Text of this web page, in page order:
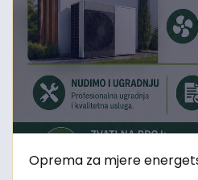
Oprema za mjere